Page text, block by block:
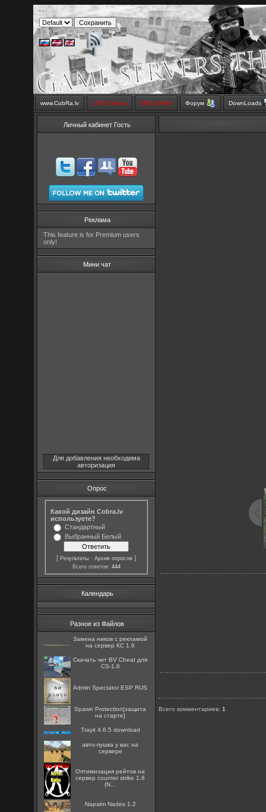
www.CobRa.lv LIVE Stream SMS SHOP Форум DownLoads
Личный кабинет Гость
Реклама
This feature is for Premium users
only!
Мини чат
Для добавления необходима
авторизация
Опрос
Какой дизайн Cobra.lv
используете?
Стандартный
Выбранный Белый
[Результаты ·Архив опросов ]
Всего ответов: 444
Календарь
Разное из Файлов
Замена ников с рекламой
на сервер КС 1.6
Скачать чит BV Cheat для
CS-1.6
Admin Spectator ESP RUS
Spawn Protection[защита
на старте]
Trayit 4.6.5 download
авто-пушка у вас на
сервере
Оптимизация рейтов на
сервер counter strike 1.6
(N...
Napalm Nades 1.2
Всего комментариев:1